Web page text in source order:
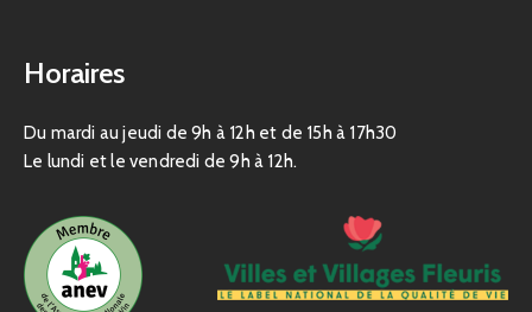
Horaires
Du mardi au jeudi de 9h à 12h et de 15h à 17h30
Le lundi et le vendredi de 9h à 12h.